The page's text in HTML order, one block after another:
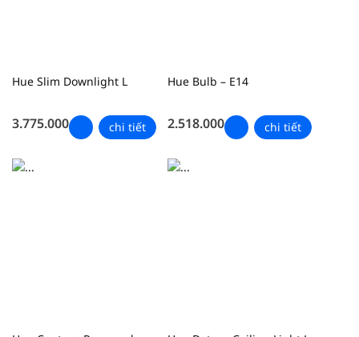
Hue Slim Downlight L
3.775.000 chi tiết
Hue Bulb – E14
2.518.000 chi tiết